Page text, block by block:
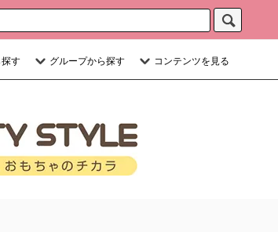
す グループから探す コンテンツを見る